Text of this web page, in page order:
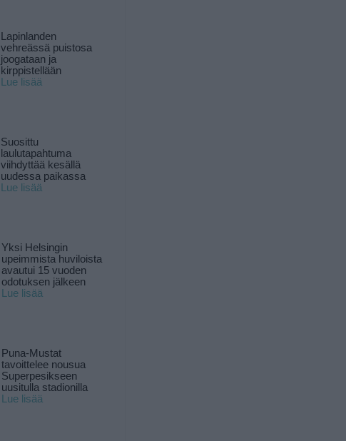
Lapinlanden
vehreässä puistosa
joogataan ja
kirppistellään
Lue lisää
Suosittu
laulutapahtuma
viihdyttää kesällä
uudessa paikassa
Lue lisää
Yksi Helsingin
upeimmista huviloista
avautui 15 vuoden
odotuksen jälkeen
Lue lisää
Puna-Mustat
tavoittelee nousua
Superpesikseen
uusitulla stadionilla
Lue lisää